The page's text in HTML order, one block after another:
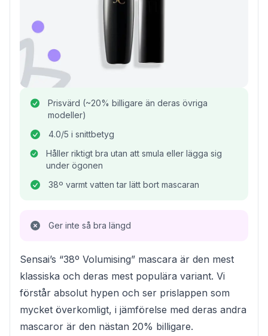
Prisvärd (~20% billigare än deras övriga
modeller)
4.0/5 i snittbetyg
Håller riktigt bra utan att smula eller lägga sig
under ögonen
38º varmt vatten tar lätt bort mascaran
Ger inte så bra längd
Sensai’s “38º Volumising” mascara är den mest
klassiska och deras mest populära variant. Vi
förstår absolut hypen och ser prislappen som
mycket överkomligt, i jämförelse med deras andra
mascaror är den nästan 20% billigare.